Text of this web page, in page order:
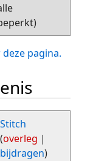
pagina.
Stitch
(overleg |
bijdragen)